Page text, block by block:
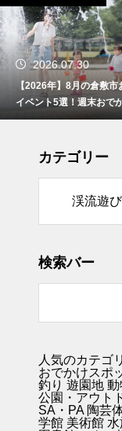
2026.07.30
【2026年】8月の倉敷市
イベント5選！週末おで
ド
カテゴリー
検索バー
人気のカテゴ
おでかけスポ
釣り 遊園地 動
公園・アウト
SA・PA 陶芸
学館 美術館